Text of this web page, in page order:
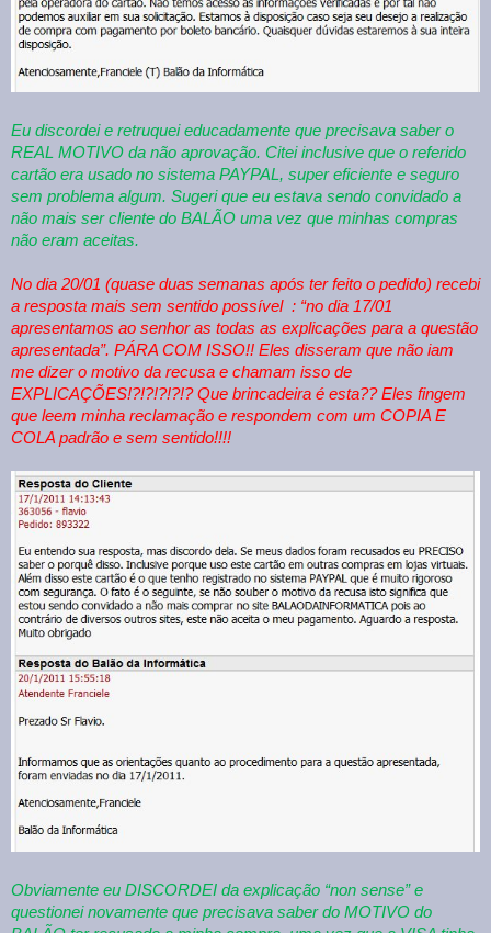
Eu discordei e retruquei educadamente que precisava saber o
REAL MOTIVO da não aprovação. Citei inclusive que o referido
cartão era usado no sistema PAYPAL, super eficiente e seguro
sem problema algum. Sugeri que eu estava sendo convidado a
não mais ser cliente do BALÃO uma vez que minhas compras
não eram aceitas.
No dia 20/01 (quase duas semanas após ter feito o pedido) recebi
a resposta mais sem sentido possível : “no dia 17/01
apresentamos ao senhor as todas as explicações para a questão
apresentada”. PÁRA COM ISSO!! Eles disseram que não iam
me dizer o motivo da recusa e chamam isso de
EXPLICAÇÕES!?!?!?!?!? Que brincadeira é esta?? Eles fingem
que leem minha reclamação e respondem com um COPIA E
COLA padrão e sem sentido!!!!
Obviamente eu DISCORDEI da explicação “non sense” e
questionei novamente que precisava saber do MOTIVO do